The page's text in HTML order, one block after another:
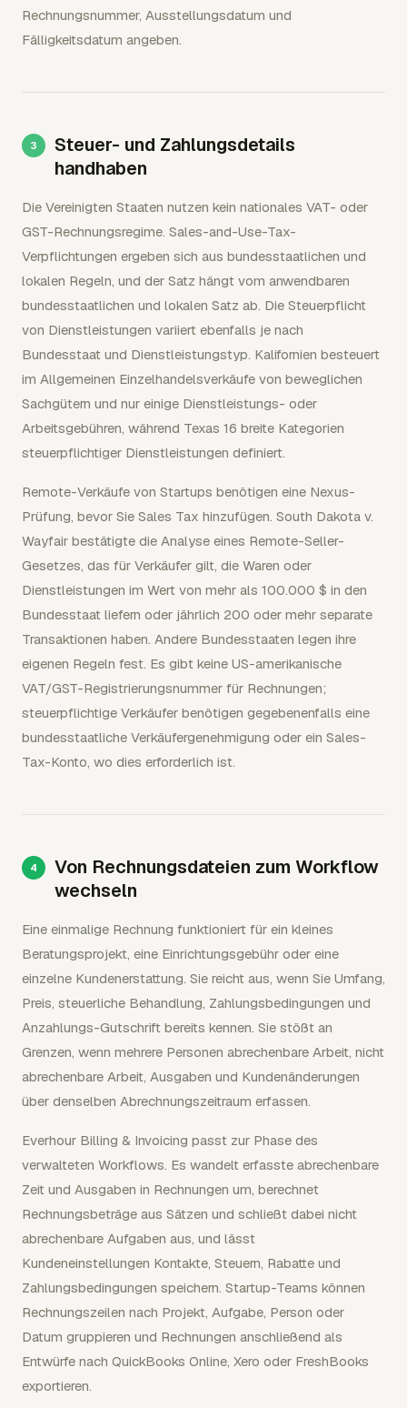
Rechnungsnummer, Ausstellungsdatum und
Fälligkeitsdatum angeben.
Steuer- und Zahlungsdetails
handhaben
Die Vereinigten Staaten nutzen kein nationales VAT- oder
GST-Rechnungsregime. Sales-and-Use-Tax-
Verpflichtungen ergeben sich aus bundesstaatlichen und
lokalen Regeln, und der Satz hängt vom anwendbaren
bundesstaatlichen und lokalen Satz ab. Die Steuerpflicht
von Dienstleistungen variiert ebenfalls je nach
Bundesstaat und Dienstleistungstyp. Kalifornien besteuert
im Allgemeinen Einzelhandelsverkäufe von beweglichen
Sachgütern und nur einige Dienstleistungs- oder
Arbeitsgebühren, während Texas 16 breite Kategorien
steuerpflichtiger Dienstleistungen definiert.
Remote-Verkäufe von Startups benötigen eine Nexus-
Prüfung, bevor Sie Sales Tax hinzufügen. South Dakota v.
Wayfair bestätigte die Analyse eines Remote-Seller-
Gesetzes, das für Verkäufer gilt, die Waren oder
Dienstleistungen im Wert von mehr als 100.000 $ in den
Bundesstaat liefern oder jährlich 200 oder mehr separate
Transaktionen haben. Andere Bundesstaaten legen ihre
eigenen Regeln fest. Es gibt keine US-amerikanische
VAT/GST-Registrierungsnummer für Rechnungen;
steuerpflichtige Verkäufer benötigen gegebenenfalls eine
bundesstaatliche Verkäufergenehmigung oder ein Sales-
Tax-Konto, wo dies erforderlich ist.
Von Rechnungsdateien zum Workflow
wechseln
Eine einmalige Rechnung funktioniert für ein kleines
Beratungsprojekt, eine Einrichtungsgebühr oder eine
einzelne Kundenerstattung. Sie reicht aus, wenn Sie Umfang,
Preis, steuerliche Behandlung, Zahlungsbedingungen und
Anzahlungs-Gutschrift bereits kennen. Sie stößt an
Grenzen, wenn mehrere Personen abrechenbare Arbeit, nicht
abrechenbare Arbeit, Ausgaben und Kundenänderungen
über denselben Abrechnungszeitraum erfassen.
Everhour Billing & Invoicing passt zur Phase des
verwalteten Workflows. Es wandelt erfasste abrechenbare
Zeit und Ausgaben in Rechnungen um, berechnet
Rechnungsbeträge aus Sätzen und schließt dabei nicht
abrechenbare Aufgaben aus, und lässt
Kundeneinstellungen Kontakte, Steuern, Rabatte und
Zahlungsbedingungen speichern. Startup-Teams können
Rechnungszeilen nach Projekt, Aufgabe, Person oder
Datum gruppieren und Rechnungen anschließend als
Entwürfe nach QuickBooks Online, Xero oder FreshBooks
exportieren.